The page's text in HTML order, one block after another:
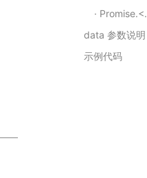
Promise.<Object>
data 参数说明
示例代码